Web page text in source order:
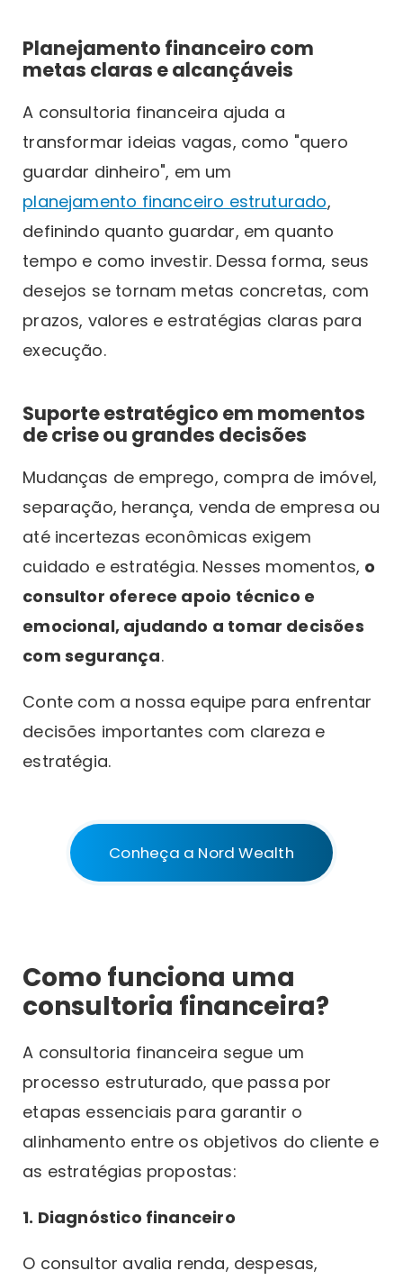
Planejamento financeiro com
metas claras e alcançáveis
A consultoria financeira ajuda a
transformar ideias vagas, como "quero
guardar dinheiro", em um
planejamento financeiro estruturado,
definindo quanto guardar, em quanto
tempo e como investir. Dessa forma, seus
desejos se tornam metas concretas, com
prazos, valores e estratégias claras para
execução.
Suporte estratégico em momentos
de crise ou grandes decisões
Mudanças de emprego, compra de imóvel,
separação, herança, venda de empresa ou
até incertezas econômicas exigem
cuidado e estratégia. Nesses momentos, o
consultor oferece apoio técnico e
emocional, ajudando a tomar decisões
com segurança.
Conte com a nossa equipe para enfrentar
decisões importantes com clareza e
estratégia.
Conheça a Nord Wealth
Como funciona uma
consultoria financeira?
A consultoria financeira segue um
processo estruturado, que passa por
etapas essenciais para garantir o
alinhamento entre os objetivos do cliente e
as estratégias propostas:
1. Diagnóstico financeiro
O consultor avalia renda, despesas,